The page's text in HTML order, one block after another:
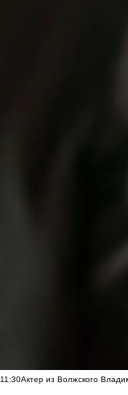
11:30Актер из Волжского